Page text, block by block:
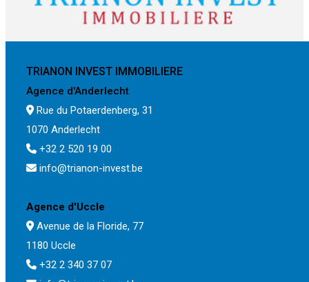
TRIANON INVEST IMMOBILIERE
Agence d'Anderlecht
Rue du Potaerdenberg, 31
1070 Anderlecht
+32 2 520 19 00
info@trianon-invest.be
Agence d'Uccle
Avenue de la Floride, 77
1180 Uccle
+32 2 340 37 07